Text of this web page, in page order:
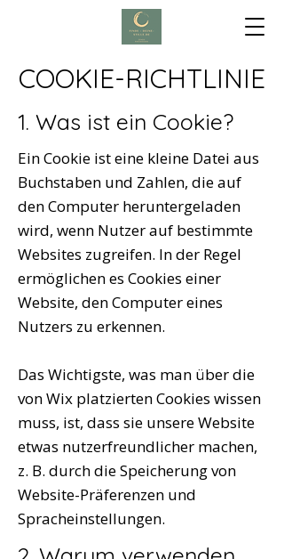
COOKIE-RICHTLINIE
1. Was ist ein Cookie?
Ein Cookie ist eine kleine Datei aus
Buchstaben und Zahlen, die auf
den Computer heruntergeladen
wird, wenn Nutzer auf bestimmte
Websites zugreifen. In der Regel
ermöglichen es Cookies einer
Website, den Computer eines
Nutzers zu erkennen.
Das Wichtigste, was man über die
von Wix platzierten Cookies wissen
muss, ist, dass sie unsere Website
etwas nutzerfreundlicher machen,
z. B. durch die Speicherung von
Website-Präferenzen und
Spracheinstellungen.